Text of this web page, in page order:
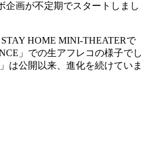
企画が不定期でスタートしまし
HOME MINI-THEATERで
」での生アフレコの様子でし
は公開以来、進化を続けていま